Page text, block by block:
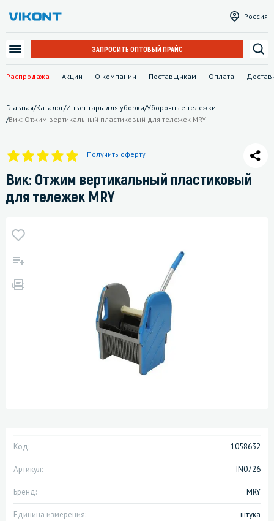
Распродажа Акции О компании Поставщикам Оплата
Россия
ЗАПРОСИТЬ ОПТОВЫЙ ПРАЙС
Главная/Каталог/Инвентарь для уборки/Уборочные тележки
/Вик: Отжим вертикальный пластиковый для тележек MRY
Получить оферту
Вик: Отжим вертикальный пластиковый
для тележек MRY
Код: 1058632
Артикул: IN0726
Бренд: MRY
Единица измерения: штука